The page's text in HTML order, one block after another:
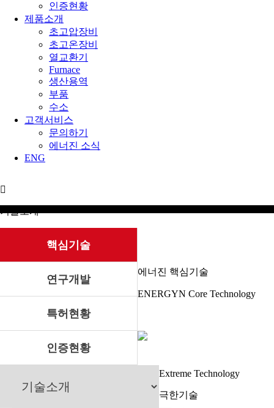
인증현황
제품소개
초고압장비
초고온장비
열교환기
Furnace
생산용역
부품
수소
고객서비스
문의하기
에너진 소식
ENG
기술소개
핵심기술
연구개발
특허현황
인증현황
에너진 핵심기술
ENERGYN Core Technology
Extreme Technology
극한기술